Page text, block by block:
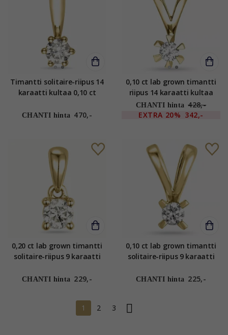
Timantti solitaire-riipus 14
karaatti kultaa 0,10 ct
CHANTI hinta 470,-
0,10 ct lab grown timantti
riipus 14 karaatti kultaa
0,10 ct
CHANTI hinta 428,-
EXTRA 20% 342,-
0,20 ct lab grown timantti
solitaire-riipus 9 karaatti
CHANTI hinta 229,-
0,10 ct lab grown timantti
solitaire-riipus 9 karaatti
CHANTI hinta 225,-
1 2 3